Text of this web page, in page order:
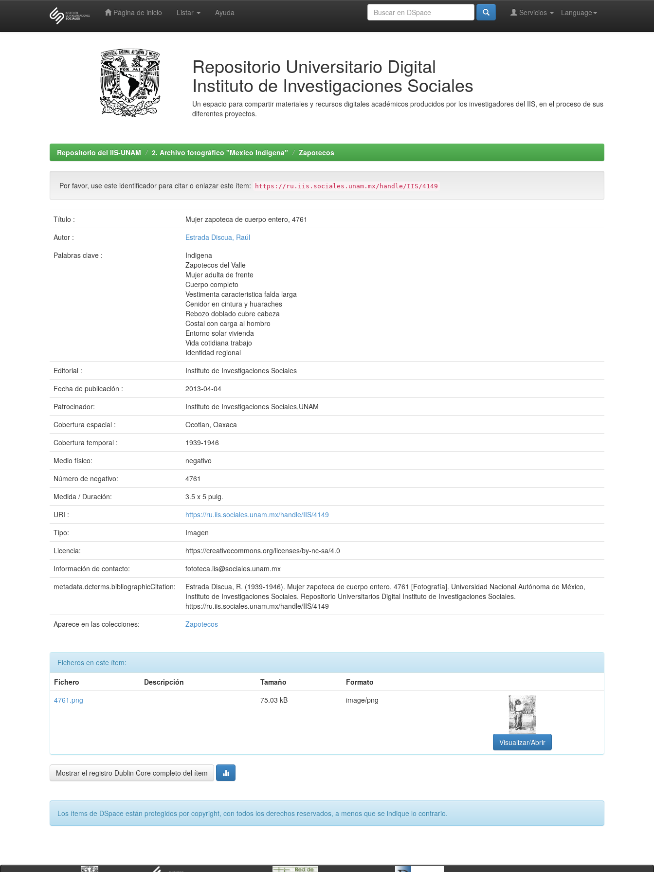
Página de inicio Listar Ayuda Language
Servicios
Repositorio Universitario Digital
Instituto de Investigaciones Sociales
Un espacio para compartir materiales y recursos digitales académicos producidos por los investigadores del IIS, en el proceso de sus
diferentes proyectos.
Repositorio del IIS-UNAM 2. Archivo fotográfico "Mexico Indigena" Zapotecos
Por favor, use este identificador para citar o enlazar este ítem: https://ru.iis.sociales.unam.mx/handle/IIS/4149
Título :
Mujer zapoteca de cuerpo entero, 4761
Autor :
Estrada Discua, Raúl
Palabras clave :
Indigena
Zapotecos del Valle
Mujer adulta de frente
Cuerpo completo
Vestimenta caracteristica falda larga
Cenidor en cintura y huaraches
Rebozo doblado cubre cabeza
Costal con carga al hombro
Entorno solar vivienda
Vida cotidiana trabajo
Identidad regional
Editorial :
Instituto de Investigaciones Sociales
Fecha de publicación :
2013-04-04
Patrocinador:
Instituto de Investigaciones Sociales,UNAM
Cobertura espacial :
Ocotlan, Oaxaca
Cobertura temporal :
1939-1946
Medio físico:
negativo
Número de negativo:
4761
Medida / Duración:
3.5 x 5 pulg.
URI :
https://ru.iis.sociales.unam.mx/handle/IIS/4149
Tipo:
Imagen
Licencia:
https://creativecommons.org/licenses/by-nc-sa/4.0
Información de contacto:
fototeca.iis@sociales.unam.mx
metadata.dcterms.bibliographicCitation:
Estrada Discua, R. (1939-1946). Mujer zapoteca de cuerpo entero, 4761 [Fotografía]. Universidad Nacional Autónoma de México,
Instituto de Investigaciones Sociales. Repositorio Universitarios Digital Instituto de Investigaciones Sociales.
https://ru.iis.sociales.unam.mx/handle/IIS/4149
Aparece en las colecciones:
Zapotecos
Ficheros en este ítem:
Fichero
Descripción Tamaño
Formato
4761.png
75.03 kB image/png
Visualizar/Abrir
Mostrar el registro Dublin Core completo del ítem
Los ítems de DSpace están protegidos por copyright, con todos los derechos reservados, a menos que se indique lo contrario.